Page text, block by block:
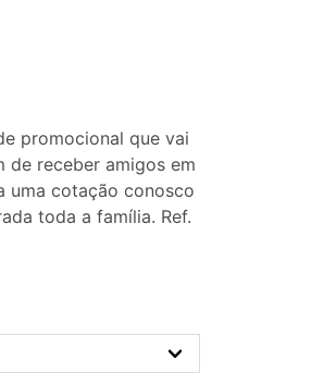
promocional que vai
de receber amigos em
uma cotação conosco
toda a família. Ref.